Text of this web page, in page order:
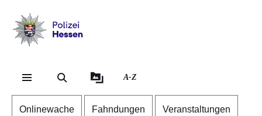
Hessen
A-Z
Onlinewache Fahndungen Veranstaltungen